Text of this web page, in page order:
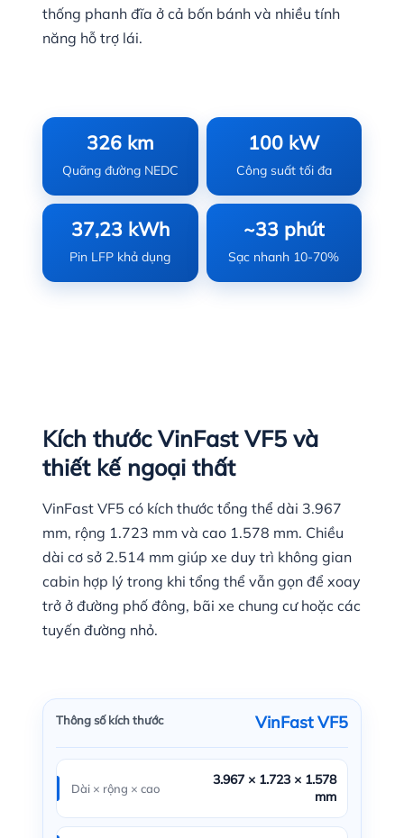
thống phanh đĩa ở cả bốn bánh và nhiều tính
năng hỗ trợ lái.
326 km
Quãng đường NEDC
100 kW
Công suất tối đa
37,23 kWh
Pin LFP khả dụng
~33 phút
Sạc nhanh 10-70%
Kích thước VinFast VF5 và
thiết kế ngoại thất
VinFast VF5 có kích thước tổng thể dài 3.967
mm, rộng 1.723 mm và cao 1.578 mm. Chiều
dài cơ sở 2.514 mm giúp xe duy trì không gian
cabin hợp lý trong khi tổng thể vẫn gọn để xoay
trở ở đường phố đông, bãi xe chung cư hoặc các
tuyến đường nhỏ.
Thông số kích thước VinFast VF5
Dài × rộng × cao
3.967 × 1.723 × 1.578
mm